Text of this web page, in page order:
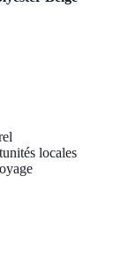
locales